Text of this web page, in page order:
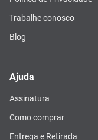
Trabalhe conosco
Blog
Ajuda
Assinatura
Como comprar
Entrega e Retirada